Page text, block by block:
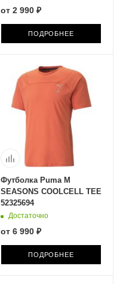
от 2 990 ₽
ПОДРОБНЕЕ
Футболка Puma M
SEASONS COOLCELL TEE
52325694
Достаточно
от 6 990 ₽
ПОДРОБНЕЕ